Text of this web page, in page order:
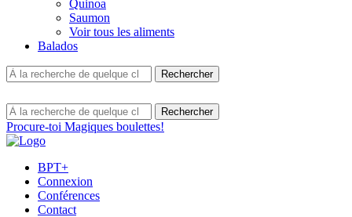
Quinoa
Saumon
Voir tous les aliments
Balados
Procure-toi Magiques boulettes!
BPT+
Connexion
Conférences
Contact